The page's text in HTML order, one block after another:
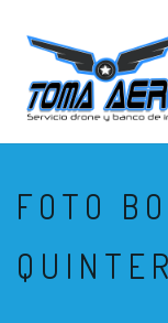
FOTO